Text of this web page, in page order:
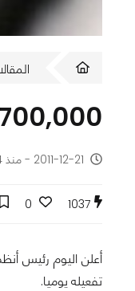
700,000 جهاز أندرويد يتم تفعيله يوميا
2011-12-21 - منذ 14 سنة
1037
0
تفعيله يوميا.